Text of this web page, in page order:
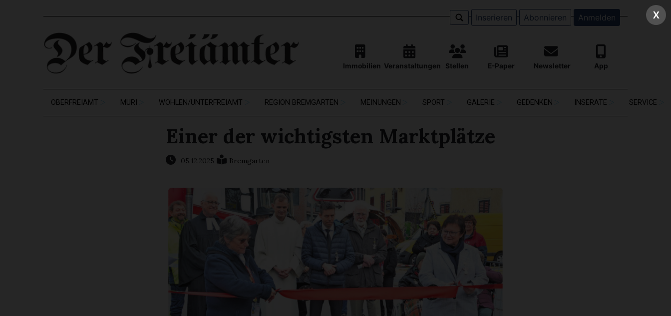
Inserieren Abonnieren Anmelden
Immobilien Veranstaltungen Stellen E-Paper Newsletter App
OBERFREIAMT MURI WOHLEN/UNTERFREIAMT REGION BREMGARTEN MEINUNGEN SPORT GALERIE GEDENKEN INSERATE SERVICE
Einer der wichtigsten Marktplätze
05.12.2025 Bremgarten
X